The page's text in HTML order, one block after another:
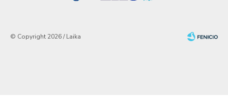
© Copyright 2026 / Laika